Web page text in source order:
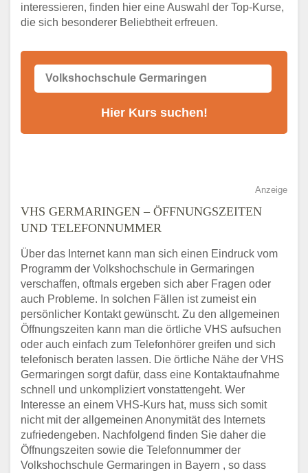
Stellenangebote der Volkshochschule
Germaringen
Alternativen zum VHS Programm 2026 in
interessieren, finden hier eine Auswahl der Top-Kurse,
die sich besonderer Beliebtheit erfreuen.
Anzeige
VHS GERMARINGEN – ÖFFNUNGSZEITEN
UND TELEFONNUMMER
Über das Internet kann man sich einen Eindruck vom
Programm der Volkshochschule in Germaringen
verschaffen, oftmals ergeben sich aber Fragen oder
auch Probleme. In solchen Fällen ist zumeist ein
persönlicher Kontakt gewünscht. Zu den allgemeinen
Öffnungszeiten kann man die örtliche VHS aufsuchen
oder auch einfach zum Telefonhörer greifen und sich
telefonisch beraten lassen. Die örtliche Nähe der VHS
Germaringen sorgt dafür, dass eine Kontaktaufnahme
schnell und unkompliziert vonstattengeht. Wer
Interesse an einem VHS-Kurs hat, muss sich somit
nicht mit der allgemeinen Anonymität des Internets
zufriedengeben. Nachfolgend finden Sie daher die
Öffnungszeiten sowie die Telefonnummer der
Volkshochschule Germaringen in Bayern , so dass